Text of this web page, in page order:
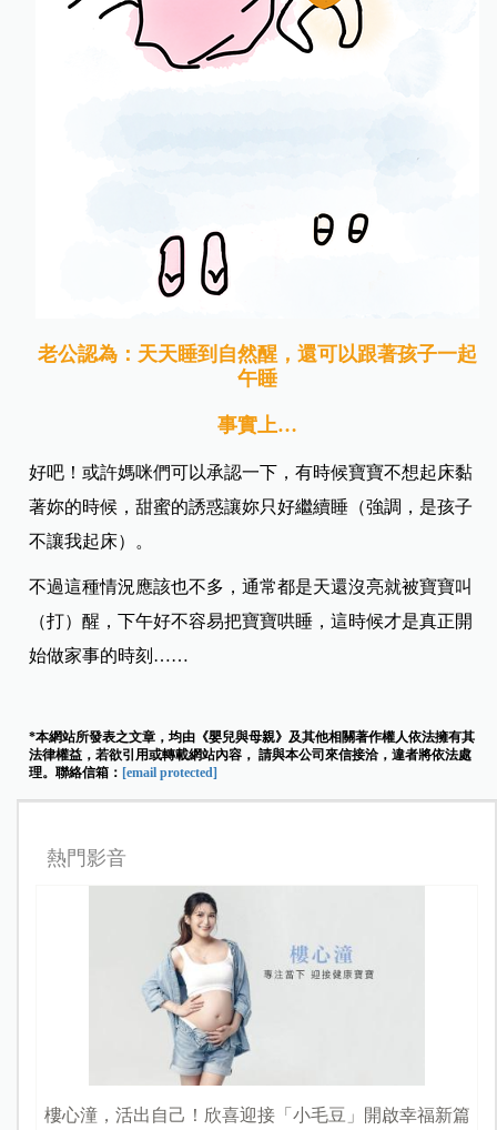
老公認為：天天睡到自然醒，還可以跟著孩子一起
午睡
事實上…
好吧！或許媽咪們可以承認一下，有時候寶寶不想起床黏
著妳的時候，甜蜜的誘惑讓妳只好繼續睡（強調，是孩子
不讓我起床）。
不過這種情況應該也不多，通常都是天還沒亮就被寶寶叫
（打）醒，下午好不容易把寶寶哄睡，這時候才是真正開
始做家事的時刻……
*本網站所發表之文章，均由《嬰兒與母親》及其他相關著作權人依法擁有其
法律權益，若欲引用或轉載網站內容， 請與本公司來信接洽，違者將依法處
理。聯絡信箱： [email protected]
熱門影音
樓心潼，活出自己！欣喜迎接「小毛豆」開啟幸福新篇